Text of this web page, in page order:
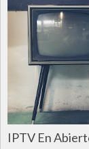
IPTV En